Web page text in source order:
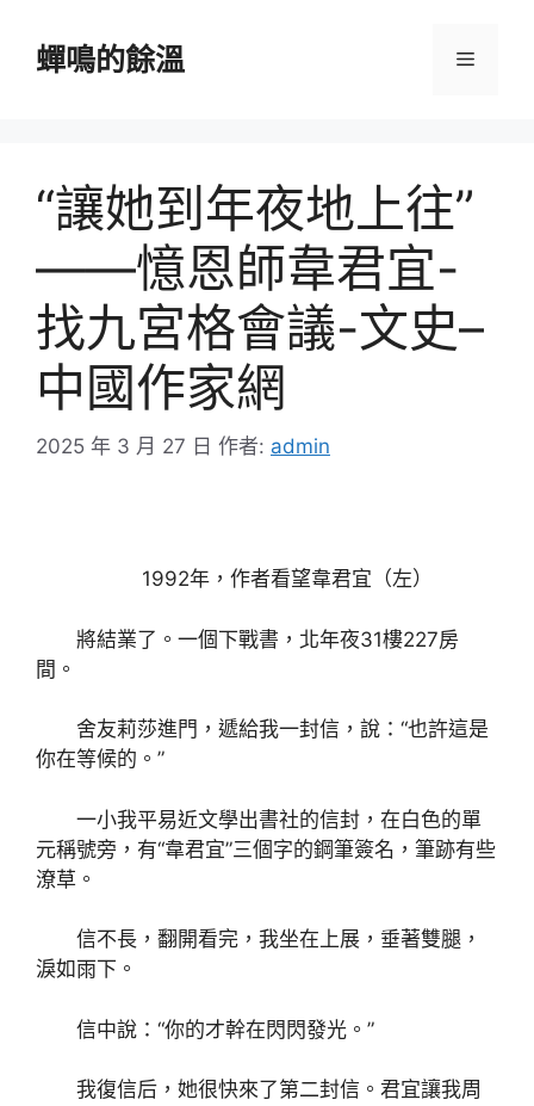
蟬鳴的餘溫 選
“讓她到年夜地上往”
——憶恩師韋君宜-
找九宮格會議-文史–
中國作家網
2025 年 3 月 27 日 作者: admin
1992年，作者看望韋君宜（左）
將結業了。一個下戰書，北年夜31樓227房
間。
舍友莉莎進門，遞給我一封信，說：“也許這是
你在等候的。”
一小我平易近文學出書社的信封，在白色的單
元稱號旁，有“韋君宜”三個字的鋼筆簽名，筆跡有些
潦草。
信不長，翻開看完，我坐在上展，垂著雙腿，
淚如雨下。
信中說：“你的才幹在閃閃發光。”
我復信后，她很快來了第二封信。君宜讓我周